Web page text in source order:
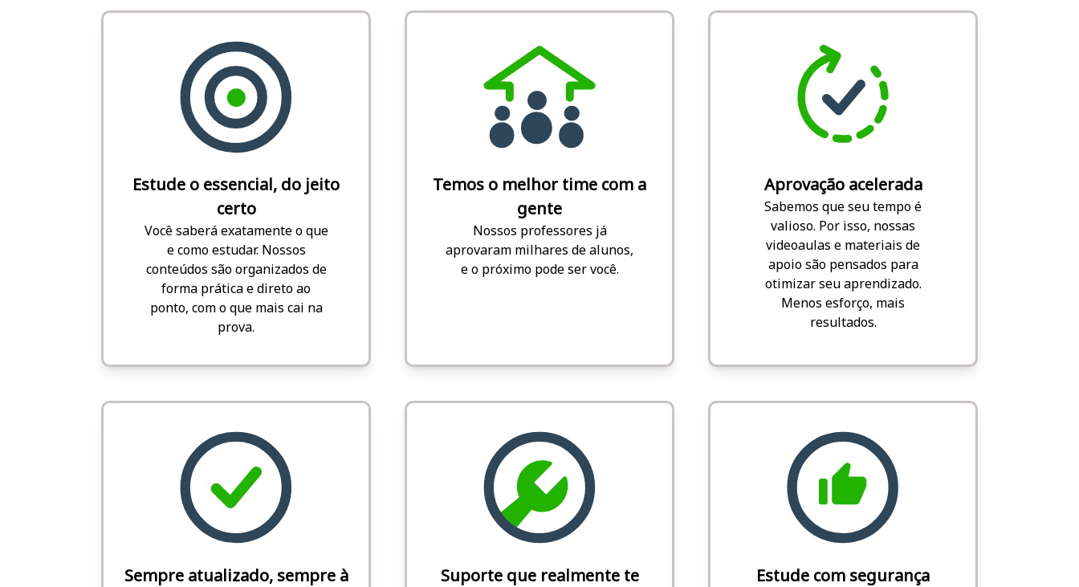
Estude o essencial, do jeito
certo
Você saberá exatamente o que
e como estudar. Nossos
conteúdos são organizados de
forma prática e direto ao
ponto, com o que mais cai na
prova.
Temos o melhor time com a
gente
Nossos professores já
aprovaram milhares de alunos,
e o próximo pode ser você.
Aprovação acelerada
Sabemos que seu tempo é
valioso. Por isso, nossas
videoaulas e materiais de
apoio são pensados para
otimizar seu aprendizado.
Menos esforço, mais
resultados.
Sempre atualizado, sempre à
Suporte que realmente te
Estude com segurança